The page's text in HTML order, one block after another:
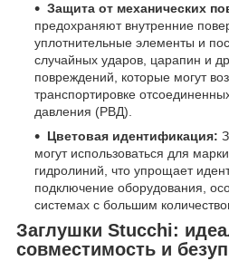
Защита от механических
предохраняют внутренние
уплотнительные элементы и
случайных ударов, царапин и
повреждений, которые могут
транспортировке
давления (РВД).
Цветовая идентификация:
могут использоваться для
гидролиний, что упрощает
подключение оборудования,
системах с большим
Заглушки Stucchi:
совместимость и